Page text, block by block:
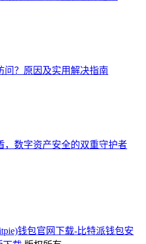
问？原因及实用解决指南
，数字资产安全的双重守护者
钱包官网下载-比特派钱包安